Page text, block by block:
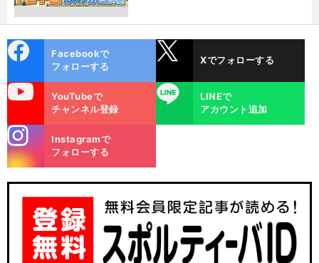
ok
Facebookで
フォローする
Xでフォローする
YouTubeで
チャンネル登録
LINE
LINEで
アカウント追加
m
Instagramで
フォローする